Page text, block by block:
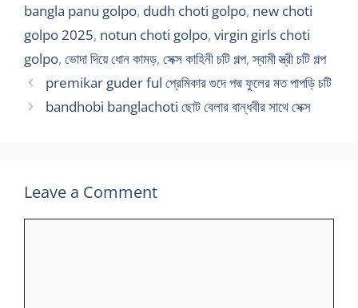
bangla panu golpo, dudh choti golpo, new choti
golpo 2025, notun choti golpo, virgin girls choti
golpo, ভোদা দিয়ে ধোন কামড়, সেক্স কাহিনী চটি গল্প,স্বামী স্ত্রী চটি গল্প
premikar guder ful প্রেমিকার গুদে পদ্ম ফুলের মত পাপড়ি চটি
bandhobi banglachoti ছোট বেলার বান্ধবীর সাথে সেক্স
Leave a Comment